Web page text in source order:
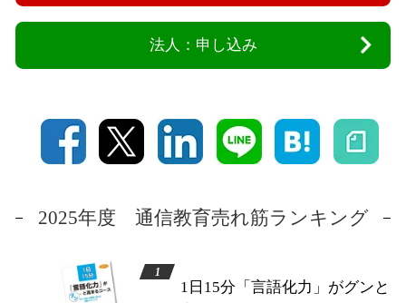
法人：申し込み
2025年度 通信教育売れ筋ランキング
1日15分「言語化力」がグンと